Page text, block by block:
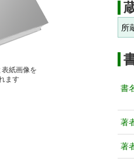
表紙画像を
ます
所
書
著
著